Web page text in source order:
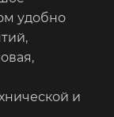
удобно
и